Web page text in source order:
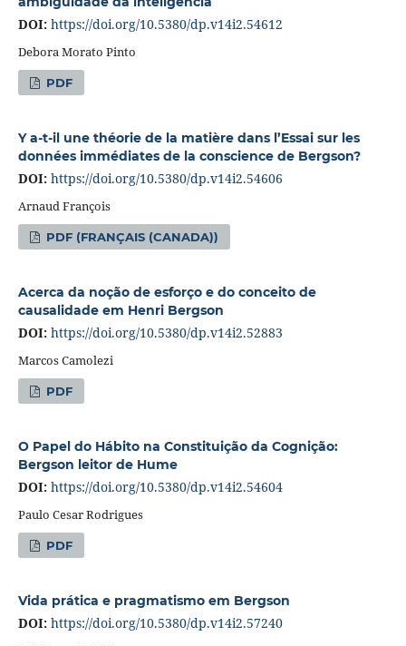
DOI: https://doi.org/10.5380/dp.v14i2.54612
Debora Morato Pinto
PDF
Y a‐t‐il une théorie de la matière dans l’Essai sur les
données immédiates de la conscience de Bergson?
DOI: https://doi.org/10.5380/dp.v14i2.54606
Arnaud François
PDF (FRANÇAIS (CANADA))
Acerca da noção de esforço e do conceito de
causalidade em Henri Bergson
DOI: https://doi.org/10.5380/dp.v14i2.52883
Marcos Camolezi
PDF
O Papel do Hábito na Constituição da Cognição:
Bergson leitor de Hume
DOI: https://doi.org/10.5380/dp.v14i2.54604
Paulo Cesar Rodrigues
PDF
Vida prática e pragmatismo em Bergson
DOI: https://doi.org/10.5380/dp.v14i2.57240